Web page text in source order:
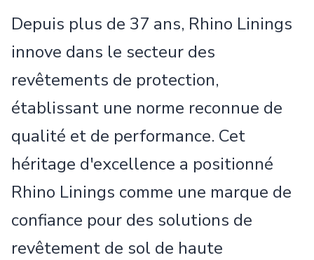
Depuis plus de 37 ans, Rhino Linings
innove dans le secteur des
revêtements de protection,
établissant une norme reconnue de
qualité et de performance. Cet
héritage d'excellence a positionné
Rhino Linings comme une marque de
confiance pour des solutions de
revêtement de sol de haute